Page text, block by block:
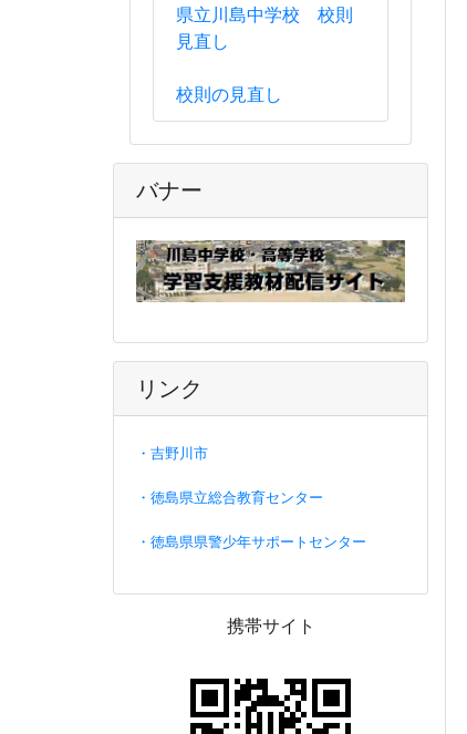
県立川島中学校 校則
見直し
校則の見直し
バナー
リンク
・吉野川市
・徳島県立総合教育センター
・徳島県県警少年サポートセンター
携帯サイト